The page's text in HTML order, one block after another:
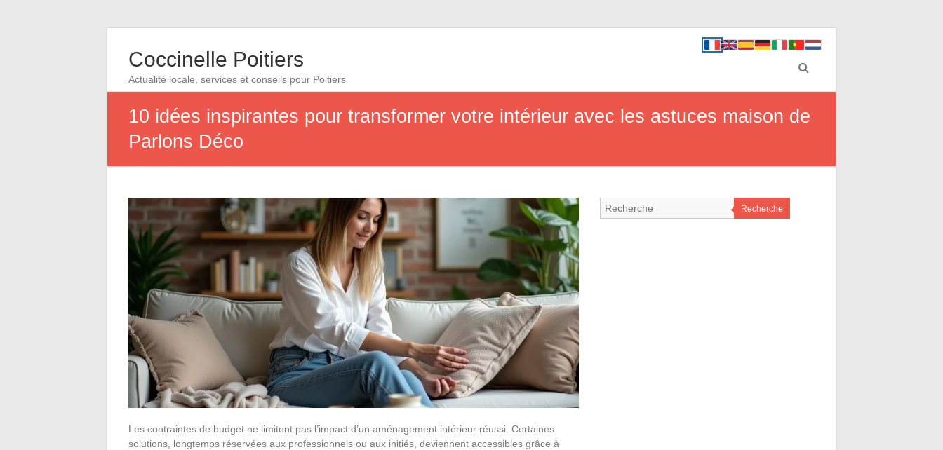
Coccinelle Poitiers
Actualité locale, services et conseils pour Poitiers
10 idées inspirantes pour transformer votre intérieur avec les astuces maison de
Parlons Déco
Les contraintes de budget ne limitent pas l’impact d’un aménagement intérieur réussi. Certaines
solutions, longtemps réservées aux professionnels ou aux initiés, deviennent accessibles grâce à
Recherche